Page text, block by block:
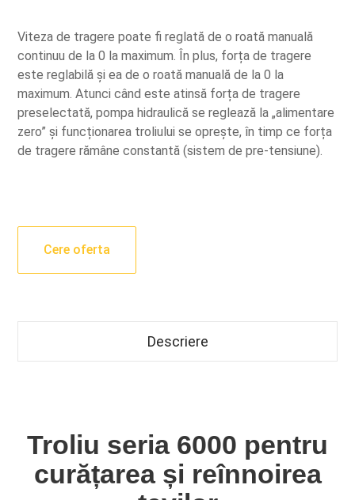
Viteza de tragere poate fi reglată de o roată manuală
continuu de la 0 la maximum. În plus, forța de tragere
este reglabilă și ea de o roată manuală de la 0 la
maximum. Atunci când este atinsă forța de tragere
preselectată, pompa hidraulică se reglează la „alimentare
zero” și funcționarea troliului se oprește, în timp ce forța
de tragere rămâne constantă (sistem de pre-tensiune).
Cere oferta
Descriere
Troliu seria 6000 pentru
curățarea și reînnoirea